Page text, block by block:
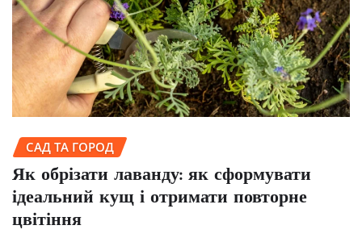
САД ТА ГОРОД
Як обрізати лаванду: як сформувати
ідеальний кущ і отримати повторне
цвітіння